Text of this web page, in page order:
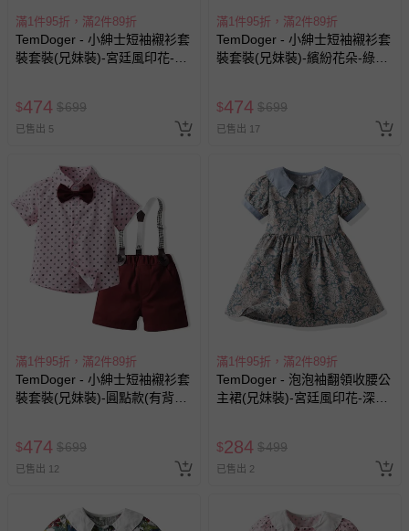
滿1件95折，滿2件89折
TemDoger - 小紳士短袖襯衫套
裝套裝(兄妹裝)-宮廷風印花-深
$474 $699
已售出 5
滿1件95折，滿2件89折
TemDoger - 小紳士短袖襯衫套
裝套裝(兄妹裝)-繽紛花朵-綠
$474 $699
已售出 17
滿1件95折，滿2件89折
TemDoger - 小紳士短袖襯衫套
裝套裝(兄妹裝)-圓點款(有背
$474 $699
已售出 12
滿1件95折，滿2件89折
TemDoger - 泡泡袖翻領收腰公
主裙(兄妹裝)-宮廷風印花-深藍
$284 $499
已售出 2